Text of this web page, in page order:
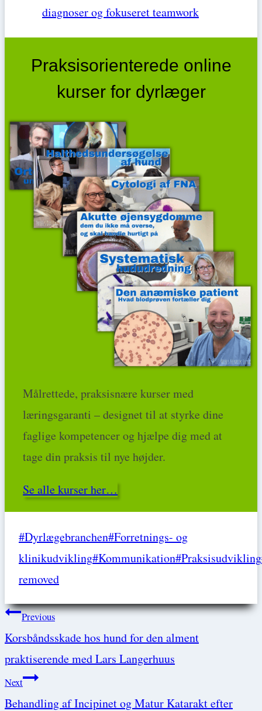
diagnoser og fokuseret teamwork
Praksisorienterede online
kurser for dyrlæger
Målrettede, praksisnære kurser med
læringsgaranti – designet til at styrke dine
faglige kompetencer og hjælpe dig med at
tage din praksis til nye højder.
Se alle kurser her…
Post
Tags:
#Dyrlægebranchen#Forretnings- og
klinikudvikling#Kommunikation#Praksisudvikling
removed
Post
navigation
Previous
Korsbåndsskade hos hund for den alment
praktiserende med Lars Langerhuus
Next
Behandling af Incipinet og Matur Katarakt efter